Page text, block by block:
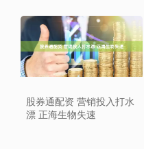
股券通配资 营销投入打水
漂 正海生物失速